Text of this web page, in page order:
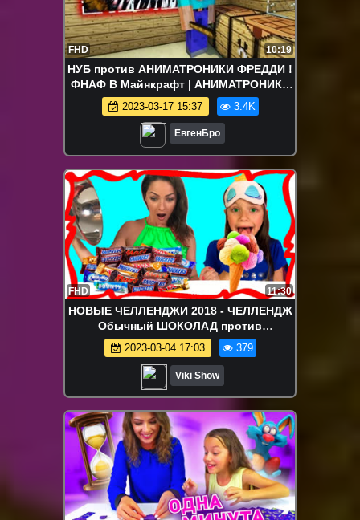
FHD 10:19
НУБ против АНИМАТРОНИКИ ФРЕДДИ !
ФНАФ В Майнкрафт | АНИМАТРОНИКИ
МОД FNAF против БАЗА ПРО
MINECRAFT
2023-03-17 15:37 3.4K
ЕвгенБро
FHD 11:30
НОВЫЕ ЧЕЛЛЕНДЖИ 2018 - ЧЕЛЛЕНДЖ
Обычный ШОКОЛАД против
МОРОЖЕНОГО Редкое Мороженое
Сникерс Марс Твикс Баунти / Вики Шоу
2023-03-04 17:03 379
Viki Show